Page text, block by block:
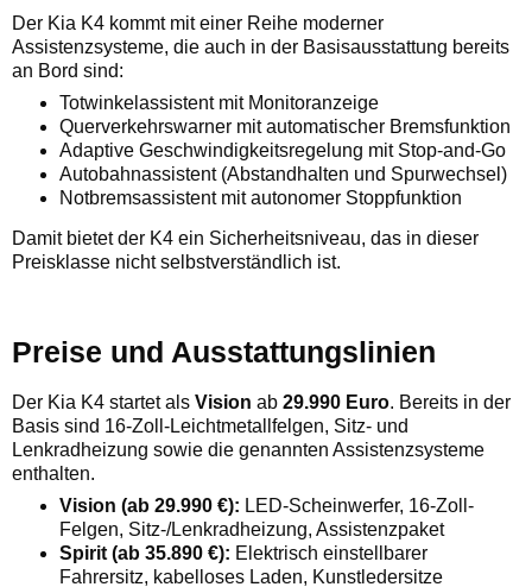
Der Kia K4 kommt mit einer Reihe moderner
Assistenzsysteme, die auch in der Basisausstattung bereits
an Bord sind:
Totwinkelassistent mit Monitoranzeige
Querverkehrswarner mit automatischer Bremsfunktion
Adaptive Geschwindigkeitsregelung mit Stop-and-Go
Autobahnassistent (Abstandhalten und Spurwechsel)
Notbremsassistent mit autonomer Stoppfunktion
Damit bietet der K4 ein Sicherheitsniveau, das in dieser
Preisklasse nicht selbstverständlich ist.
Preise und Ausstattungslinien
Der Kia K4 startet als Vision ab 29.990 Euro. Bereits in der
Basis sind 16-Zoll-Leichtmetallfelgen, Sitz- und
Lenkradheizung sowie die genannten Assistenzsysteme
enthalten.
Vision (ab 29.990 €): LED-Scheinwerfer, 16-Zoll-
Felgen, Sitz-/Lenkradheizung, Assistenzpaket
Spirit (ab 35.890 €): Elektrisch einstellbarer
Fahrersitz, kabelloses Laden, Kunstledersitze